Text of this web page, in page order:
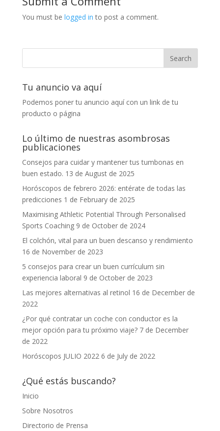
You must be logged in to post a comment.
Tu anuncio va aquí
Podemos poner tu anuncio aquí con un link de tu
producto o página
Lo último de nuestras asombrosas
publicaciones
Consejos para cuidar y mantener tus tumbonas en
buen estado. 13 de August de 2025
Horóscopos de febrero 2026: entérate de todas las
predicciones 1 de February de 2025
Maximising Athletic Potential Through Personalised
Sports Coaching 9 de October de 2024
El colchón, vital para un buen descanso y rendimiento
16 de November de 2023
5 consejos para crear un buen currículum sin
experiencia laboral 9 de October de 2023
Las mejores alternativas al retinol 16 de December de
2022
¿Por qué contratar un coche con conductor es la
mejor opción para tu próximo viaje? 7 de December
de 2022
Horóscopos JULIO 2022 6 de July de 2022
¿Qué estás buscando?
Inicio
Sobre Nosotros
Directorio de Prensa